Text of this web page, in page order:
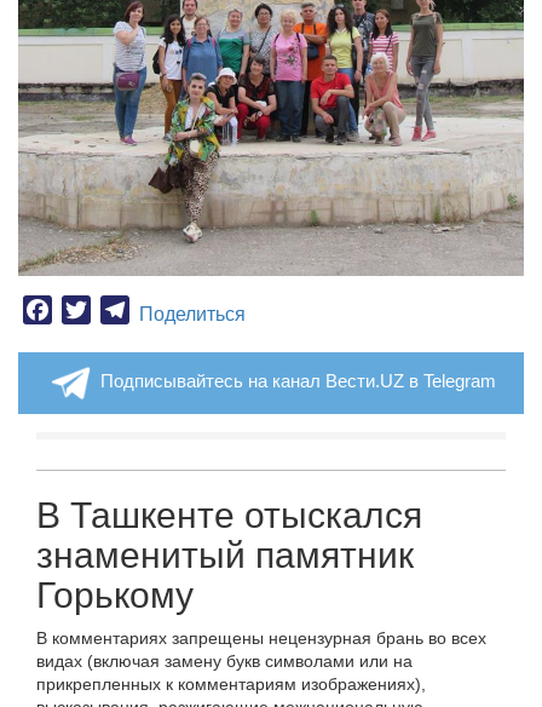
Facebook
TwitterTelegram
Поделиться
Подписывайтесь на канал Вести.UZ в Telegram
В Ташкенте отыскался
знаменитый памятник
Горькому
В комментариях запрещены нецензурная брань во всех
видах (включая замену букв символами или на
прикрепленных к комментариям изображениях),